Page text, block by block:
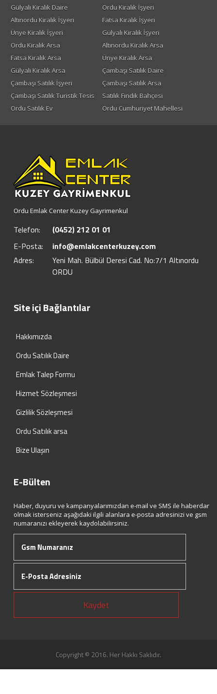
Gülyalı Kiralık Daire
Ordu Kiralık İşyeri
Altınordu Kiralık İşyeri
Fatsa Kiralık İşyeri
Ünye Kiralık İşyeri
Gülyalı Kiralık İşyeri
Ordu Kiralık Arsa
Altınordu Kiralık Arsa
Fatsa Kiralık Arsa
Ünye Kiralık Arsa
Gülyalı Kiralık Arsa
Çambaşı Satılık Daire
Çambaşı Satılık İşyeri
Çambaşı Satılık Arsa
Çambaşı Satılık Turistik Tesis
Satılık Fındık Bahçesi
Ordu Satılık Ev
Ordu Cumhuriyet Mahellesi
Ordu Emlak Center Kuzey Gayrimenkul
Telefon:
(0452) 212 01 01
E-Posta:
info@emlakcenterkuzey.com
Adres:
Yeni Mah. Bülbül Deresi Cad. No:7/1 Altınordu
ORDU
Site içi Bağlantılar
Hakkımızda
Ordu Satılık Daire
Emlak Talep Formu
Hizmet Sözleşmesi
Gizlilik Sözleşmesi
Ordu Satılık arsa
Bize Ulaşın
E-Bülten
Haber, duyuru ve kampanyalarımızdan e-mail ve SMS ile haberdar
olmak isterseniz aşağıdaki ilgili alanlara e-posta adresinizi ve gsm
numaranızı ekleyerek kaydolabilirsiniz.
Kaydet
Copyright © 2016. Her Hakkı Saklıdır.